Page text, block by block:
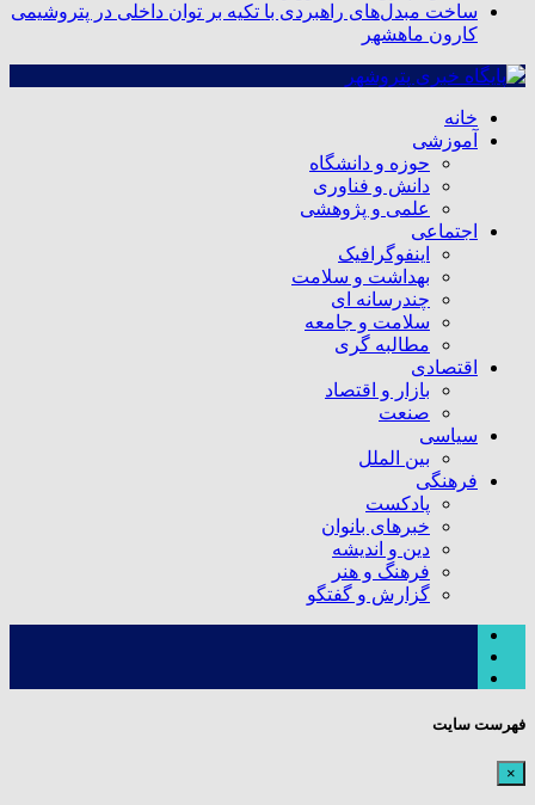
ساخت مبدل‌های راهبردی با تکیه بر توان داخلی در پتروشیمی
کارون ماهشهر
خانه
آموزشی
حوزه و دانشگاه
دانش و فناوری
علمی و پژوهشی
اجتماعی
اینفوگرافیک
بهداشت و سلامت
چندرسانه ای
سلامت و جامعه
مطالبه گری
اقتصادی
بازار و اقتصاد
صنعت
سیاسی
بین الملل
فرهنگی
پادکست
خبرهای بانوان
دین و اندیشه
فرهنگ و هنر
گزارش و گفتگو
فهرست سایت
×